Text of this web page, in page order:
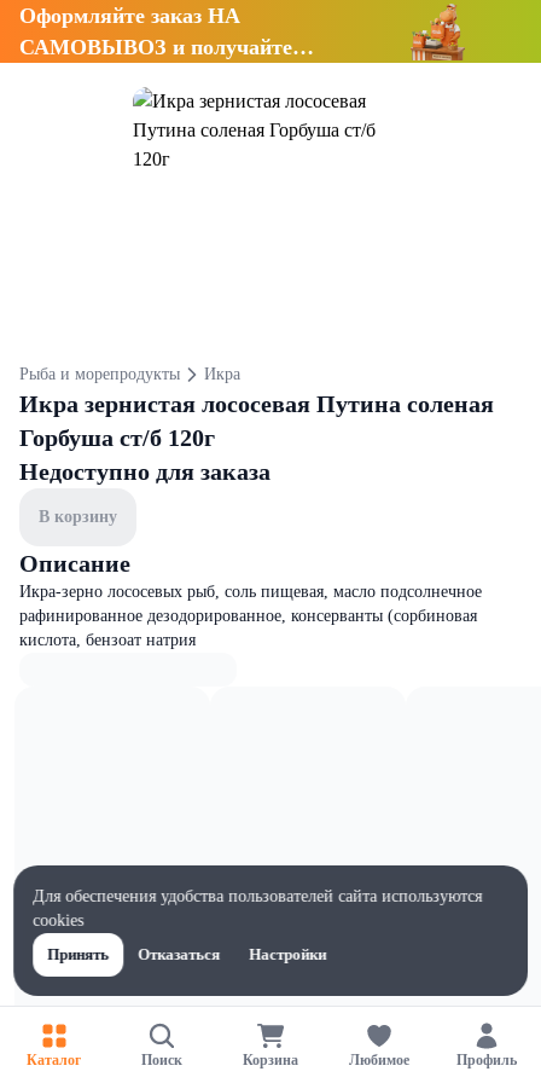
Оформляйте заказ НА
САМОВЫВОЗ и получайте
Рыба и морепродукты Икра
Икра зернистая лососевая Путина соленая
Горбуша ст/б 120г
Недоступно для заказа
В корзину
Описание
Икра-зерно лососевых рыб, соль пищевая, масло подсолнечное
рафинированное дезодорированное, консерванты (сорбиновая
кислота, бензоат натрия
Характеристики
Каталог Поиск Корзина Любимое Профиль
Для обеспечения удобства пользователей сайта используются
cookies
Принять
Отказаться Настройки